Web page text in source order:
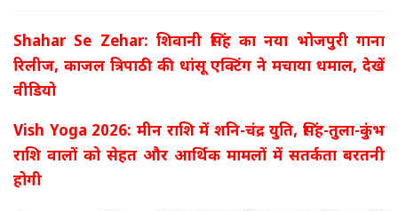
Shahar Se Zehar: शिवानी सिंह का नया भोजपुरी गाना
रिलीज, काजल त्रिपाठी की धांसू एक्टिंग ने मचाया धमाल, देखें
वीडियो
Vish Yoga 2026: मीन राशि में शनि-चंद्र युति, सिंह-तुला-कुंभ
राशि वालों को सेहत और आर्थिक मामलों में सतर्कता बरतनी
होगी